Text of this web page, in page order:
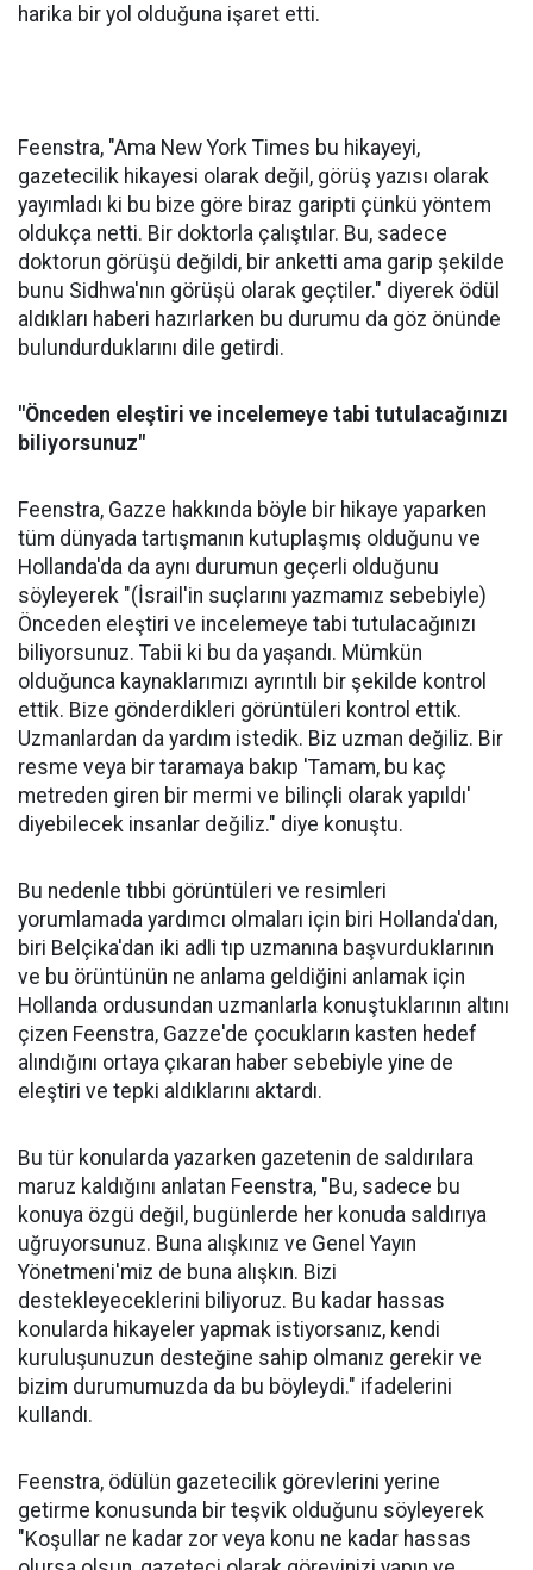
harika bir yol olduğuna işaret etti.
Feenstra, "Ama New York Times bu hikayeyi,
gazetecilik hikayesi olarak değil, görüş yazısı olarak
yayımladı ki bu bize göre biraz garipti çünkü yöntem
oldukça netti. Bir doktorla çalıştılar. Bu, sadece
doktorun görüşü değildi, bir anketti ama garip şekilde
bunu Sidhwa'nın görüşü olarak geçtiler." diyerek ödül
aldıkları haberi hazırlarken bu durumu da göz önünde
bulundurduklarını dile getirdi.
"Önceden eleştiri ve incelemeye tabi tutulacağınızı
biliyorsunuz"
Feenstra, Gazze hakkında böyle bir hikaye yaparken
tüm dünyada tartışmanın kutuplaşmış olduğunu ve
Hollanda'da da aynı durumun geçerli olduğunu
söyleyerek "(İsrail'in suçlarını yazmamız sebebiyle)
Önceden eleştiri ve incelemeye tabi tutulacağınızı
biliyorsunuz. Tabii ki bu da yaşandı. Mümkün
olduğunca kaynaklarımızı ayrıntılı bir şekilde kontrol
ettik. Bize gönderdikleri görüntüleri kontrol ettik.
Uzmanlardan da yardım istedik. Biz uzman değiliz. Bir
resme veya bir taramaya bakıp 'Tamam, bu kaç
metreden giren bir mermi ve bilinçli olarak yapıldı'
diyebilecek insanlar değiliz." diye konuştu.
Bu nedenle tıbbi görüntüleri ve resimleri
yorumlamada yardımcı olmaları için biri Hollanda'dan,
biri Belçika'dan iki adli tıp uzmanına başvurduklarının
ve bu örüntünün ne anlama geldiğini anlamak için
Hollanda ordusundan uzmanlarla konuştuklarının altını
çizen Feenstra, Gazze'de çocukların kasten hedef
alındığını ortaya çıkaran haber sebebiyle yine de
eleştiri ve tepki aldıklarını aktardı.
Bu tür konularda yazarken gazetenin de saldırılara
maruz kaldığını anlatan Feenstra, "Bu, sadece bu
konuya özgü değil, bugünlerde her konuda saldırıya
uğruyorsunuz. Buna alışkınız ve Genel Yayın
Yönetmeni'miz de buna alışkın. Bizi
destekleyeceklerini biliyoruz. Bu kadar hassas
konularda hikayeler yapmak istiyorsanız, kendi
kuruluşunuzun desteğine sahip olmanız gerekir ve
bizim durumumuzda da bu böyleydi." ifadelerini
kullandı.
Feenstra, ödülün gazetecilik görevlerini yerine
getirme konusunda bir teşvik olduğunu söyleyerek
"Koşullar ne kadar zor veya konu ne kadar hassas